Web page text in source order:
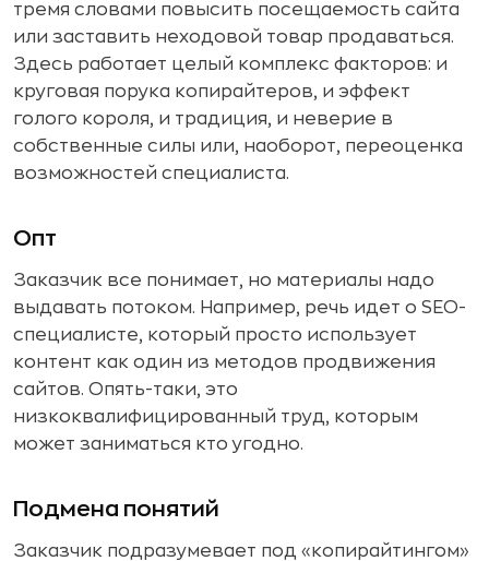
тремя словами повысить посещаемость сайта
или заставить неходовой товар продаваться.
Здесь работает целый комплекс факторов: и
круговая порука копирайтеров, и эффект
голого короля, и традиция, и неверие в
собственные силы или, наоборот, переоценка
возможностей специалиста.
Опт
Заказчик все понимает, но материалы надо
выдавать потоком. Например, речь идет о SEO-
специалисте, который просто использует
контент как один из методов продвижения
сайтов. Опять-таки, это
низкоквалифицированный труд, которым
может заниматься кто угодно.
Подмена понятий
Заказчик подразумевает под «копирайтингом»